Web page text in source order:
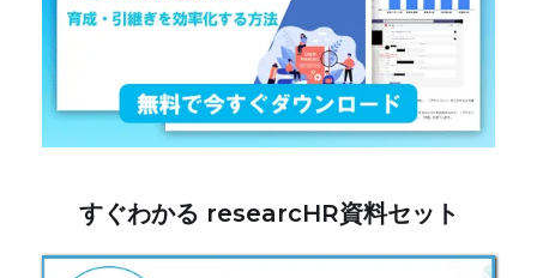
すぐわかる researcHR資料セット